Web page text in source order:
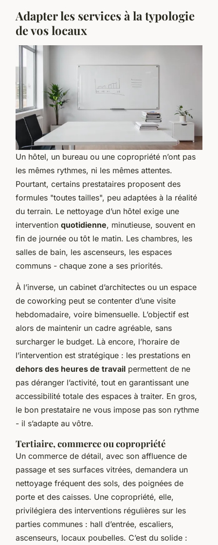
Adapter les services à la typologie
de vos locaux
Un hôtel, un bureau ou une copropriété n’ont pas
les mêmes rythmes, ni les mêmes attentes.
Pourtant, certains prestataires proposent des
formules "toutes tailles", peu adaptées à la réalité
du terrain. Le nettoyage d’un hôtel exige une
intervention quotidienne, minutieuse, souvent en
fin de journée ou tôt le matin. Les chambres, les
salles de bain, les ascenseurs, les espaces
communs - chaque zone a ses priorités.
À l’inverse, un cabinet d’architectes ou un espace
de coworking peut se contenter d’une visite
hebdomadaire, voire bimensuelle. L’objectif est
alors de maintenir un cadre agréable, sans
surcharger le budget. Là encore, l’horaire de
l’intervention est stratégique : les prestations en
dehors des heures de travail permettent de ne
pas déranger l’activité, tout en garantissant une
accessibilité totale des espaces à traiter. En gros,
le bon prestataire ne vous impose pas son rythme
- il s’adapte au vôtre.
Tertiaire, commerce ou copropriété
Un commerce de détail, avec son affluence de
passage et ses surfaces vitrées, demandera un
nettoyage fréquent des sols, des poignées de
porte et des caisses. Une copropriété, elle,
privilégiera des interventions régulières sur les
parties communes : hall d’entrée, escaliers,
ascenseurs, locaux poubelles. C’est du solide :